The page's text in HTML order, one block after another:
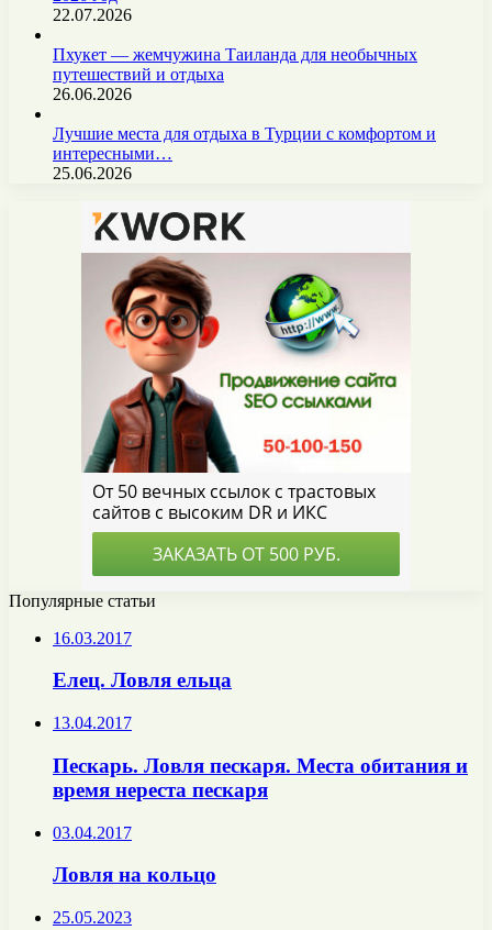
22.07.2026
Пхукет — жемчужина Таиланда для необычных
путешествий и отдыха
26.06.2026
Лучшие места для отдыха в Турции с комфортом и
интересными…
25.06.2026
Популярные статьи
16.03.2017
Елец. Ловля ельца
13.04.2017
Пескарь. Ловля пескаря. Места обитания и
время нереста пескаря
03.04.2017
Ловля на кольцо
25.05.2023